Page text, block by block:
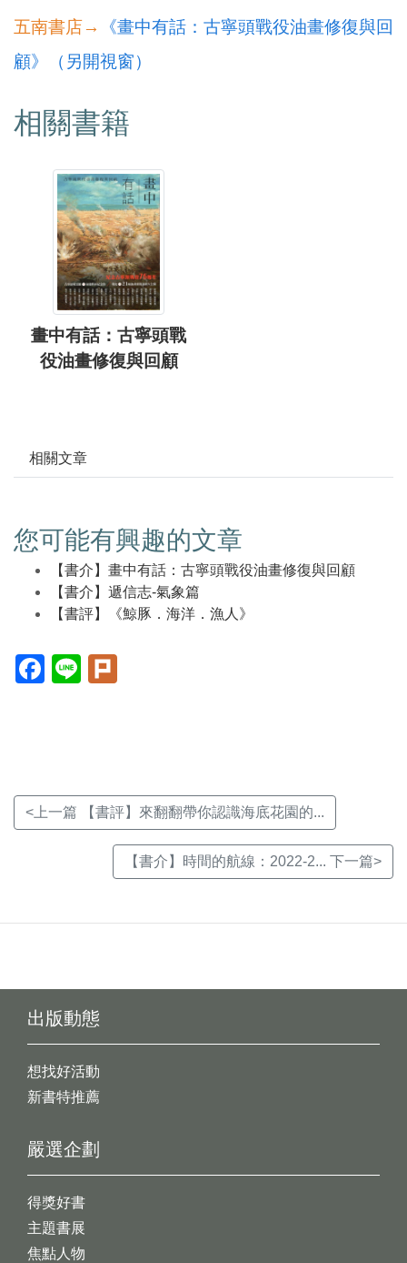
五南書店→
《畫中有話：古寧頭戰役油畫修復與回
顧》（另開視窗）
相關書籍
畫中有話：古寧頭戰
役油畫修復與回顧
相關文章
您可能有興趣的文章
【書介】畫中有話：古寧頭戰役油畫修復與回顧
【書介】遞信志-氣象篇
【書評】《鯨豚．海洋．漁人》
Facebook(另
開
Line(另
開
<上一篇 【書評】來翻翻帶你認識海底花園的...
【書介】時間的航線：2022-2... 下一篇>
出版動態
想找好活動
新書特推薦
嚴選企劃
得獎好書
主題書展
焦點人物